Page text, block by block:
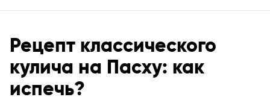
Рецепт классического
кулича на Пасху: как
испечь?